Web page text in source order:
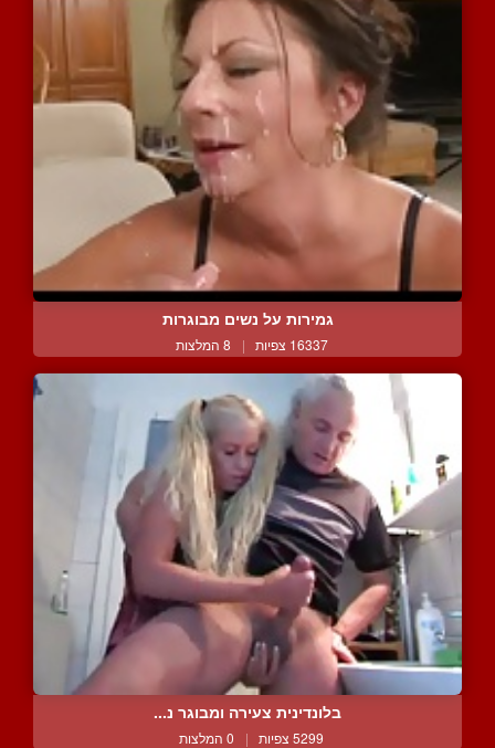
גמירות על נשים מבוגרות
16337 צפיות | 8 המלצות
בלונדינית צעירה ומבוגר נ...
5299 צפיות | 0 המלצות